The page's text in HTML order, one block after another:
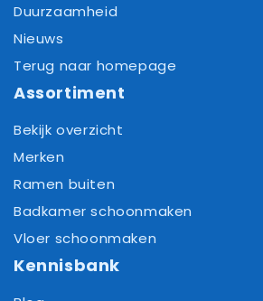
Duurzaamheid
Nieuws
Terug naar homepage
Assortiment
Bekijk overzicht
Merken
Ramen buiten
Badkamer schoonmaken
Vloer schoonmaken
Kennisbank